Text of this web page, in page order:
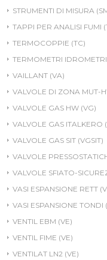
STRUMENTI DI MISURA
TAPPI PER ANALISI FUMI
TERMOCOPPIE (TC)
TERMOMETRI
VAILLANT (VA)
VALVOLE DI ZONA MUT-
VALVOLE GAS HW (VG)
VALVOLE GAS ITALKERO
VALVOLE GAS SIT (VGSIT)
VALVOLE
VALVOLE SFIATO-
VASI ESPANSIONE RETT
VASI ESPANSIONE TONDI
VENTIL EBM (VE)
VENTIL FIME (VE)
VENTILAT LN2 (VE)